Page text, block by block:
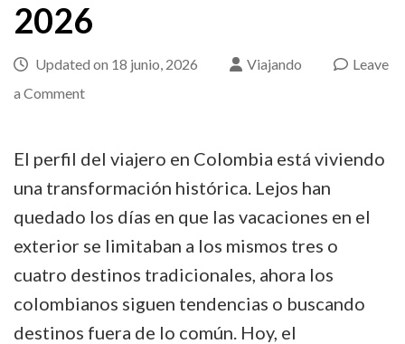
2026
Updated on 18 junio, 2026 Viajando
Leave
a Commenton
dónde
viajamos
los
colombianos?
Las
tendencias
El perfil del viajero en Colombia está viviendo
una transformación histórica. Lejos han
quedado los días en que las vacaciones en el
exterior se limitaban a los mismos tres o
cuatro destinos tradicionales, ahora los
colombianos siguen tendencias o buscando
destinos fuera de lo común. Hoy, el